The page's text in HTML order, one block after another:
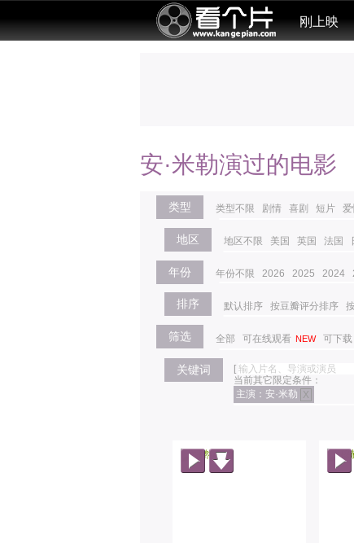
刚上映
安·米勒演过的电影
类型 类型不限 剧情 喜剧 短片
地区 地区不限 美国 英国 法国
年份 年份不限 2026 2025 2024
排序 默认排序 按豆瓣评分排序
筛选 全部 可在线观看 NEW 可下载
关键词 [
当前其它限定条件：
主演：安·米勒 X